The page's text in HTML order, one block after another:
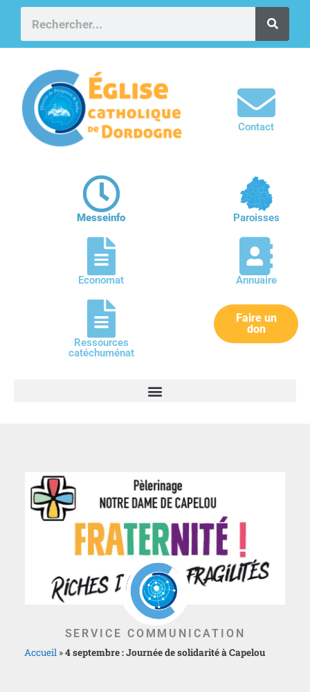
Contact
Messeinfo Paroisses
Economat Annuaire
Ressources
catéchuménat
Faire un
don
SERVICE COMMUNICATION
Accueil »4 septembre : Journée de solidarité à Capelou